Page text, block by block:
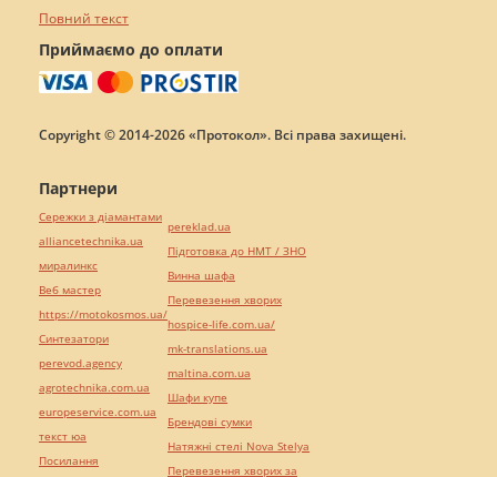
Повний текст
Приймаємо до оплати
Copyright © 2014-2026 «Протокол». Всі права захищені.
Партнери
Сережки з діамантами
alliancetechnika.ua
миралинкс
Веб мастер
https://motokosmos.ua/
Синтезатори
perevod.agency
agrotechnika.com.ua
europeservice.com.ua
текст юа
Посилання
pereklad.ua
Підготовка до НМТ / ЗНО
Винна шафа
Перевезення хворих
hospice-life.com.ua/
mk-translations.ua
maltina.com.ua
Шафи купе
Брендові сумки
Натяжні стелі Nova Stelya
Перевезення хворих за